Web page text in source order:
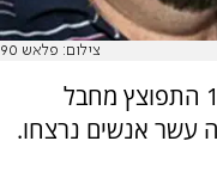
צילום: פלאש 90
בחמישה במרץ 2003, בשעה 14:15 התפוצץ מחבל
שבעה עשר אנשים נרצחו.